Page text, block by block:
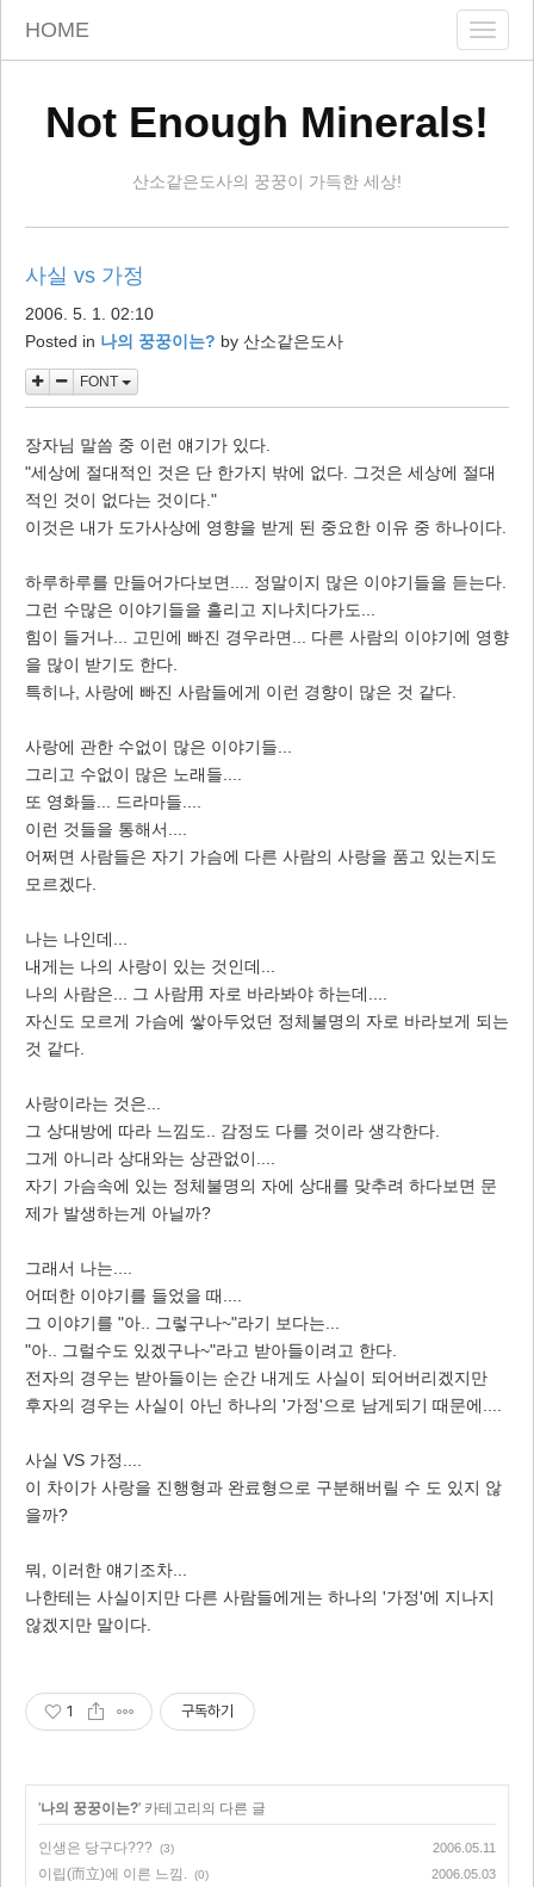
content
Toggle
HOME
Not Enough Minerals!
산소같은도사의 꿍꿍이 가득한 세상!
사실 vs 가정
2006. 5. 1. 02:10
Posted in 나의 꿍꿍이는? by 산소같은도사
FONT
장자님 말씀 중 이런 얘기가 있다.
"세상에 절대적인 것은 단 한가지 밖에 없다. 그것은 세상에 절대
적인 것이 없다는 것이다."
이것은 내가 도가사상에 영향을 받게 된 중요한 이유 중 하나이다.
하루하루를 만들어가다보면.... 정말이지 많은 이야기들을 듣는다.
그런 수많은 이야기들을 흘리고 지나치다가도...
힘이 들거나... 고민에 빠진 경우라면... 다른 사람의 이야기에 영향
을 많이 받기도 한다.
특히나, 사랑에 빠진 사람들에게 이런 경향이 많은 것 같다.
사랑에 관한 수없이 많은 이야기들...
그리고 수없이 많은 노래들....
또 영화들... 드라마들....
이런 것들을 통해서....
어쩌면 사람들은 자기 가슴에 다른 사람의 사랑을 품고 있는지도
모르겠다.
나는 나인데...
내게는 나의 사랑이 있는 것인데...
나의 사람은... 그 사람用 자로 바라봐야 하는데....
자신도 모르게 가슴에 쌓아두었던 정체불명의 자로 바라보게 되는
것 같다.
사랑이라는 것은...
그 상대방에 따라 느낌도.. 감정도 다를 것이라 생각한다.
그게 아니라 상대와는 상관없이....
자기 가슴속에 있는 정체불명의 자에 상대를 맞추려 하다보면 문
제가 발생하는게 아닐까?
그래서 나는....
어떠한 이야기를 들었을 때....
그 이야기를 "아.. 그렇구나~"라기 보다는...
"아.. 그럴수도 있겠구나~"라고 받아들이려고 한다.
전자의 경우는 받아들이는 순간 내게도 사실이 되어버리겠지만
후자의 경우는 사실이 아닌 하나의 '가정'으로 남게되기 때문에....
사실 VS 가정....
이 차이가 사랑을 진행형과 완료형으로 구분해버릴 수 도 있지 않
을까?
뭐, 이러한 얘기조차...
나한테는 사실이지만 다른 사람들에게는 하나의 '가정'에 지나지
않겠지만 말이다.
1 구독하기
'나의 꿍꿍이는?' 카테고리의 다른 글
인생은 당구다??? (3) 2006.05.11
이립(而立)에 이른 느낌. (0) 2006.05.03